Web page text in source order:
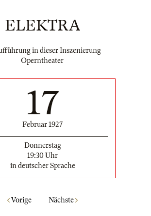
ELEKTRA
in dieser Inszenierung
Operntheater
17
Februar 1927
Donnerstag
19:30 Uhr
in deutscher Sprache
Vorige Nächste